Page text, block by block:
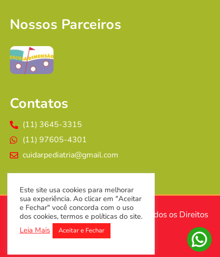
Nossos Parceiros
Contatos
(11) 3645-3315
(11) 97605-4301
cuidarpediatria@gmail.com
Copyright © Cuidar Pediatria 2024. Todos os Direitos
Reservados.
Este site usa cookies para melhorar
sua experiência. Ao clicar em "Aceitar
e Fechar" você concorda com o uso
dos cookies, termos e políticas do site.
Leia Mais
Aceitar e Fechar